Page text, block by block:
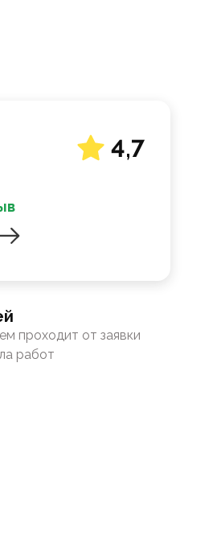
4,7
проходит от заявки
работ